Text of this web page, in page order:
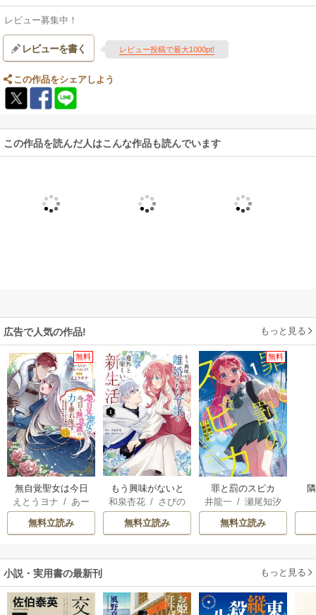
レビュー募集中！
レビューを書く レビュー投稿で最大1000pt!
この作品をシェアしよう
この作品を読んだ人はこんな作品も読んでいます
広告で人気の作品! もっと見る
無料
無自覚聖女は今日
も無意識に力を垂
れ流す ～公爵家
の落ちこぼれ令
を掴み取る～
えとうヨナ / あー
もんど/あんべよ
しろう
無料立読み
もう興味がないと
離婚された令嬢の
意外と楽しい新生
活
和泉杏花 / さびの
ぶち
無料立読み
無料
罪と罰のスピカ
井龍一 /瀬尾知汐
無料立読み
小説・実用書の最新刊 もっと見る